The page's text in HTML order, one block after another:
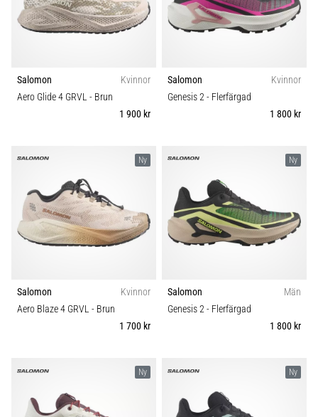
Salomon
Kvinnor
Aero Glide 4 GRVL - Brun
1 900 kr
Salomon
Kvinnor
Genesis 2- Flerfärgad
1 800 kr
Ny
Salomon
Kvinnor
Aero Blaze 4 GRVL - Brun
1 700 kr
Ny
Salomon
Män
Genesis 2- Flerfärgad
1 800 kr
Ny Ny